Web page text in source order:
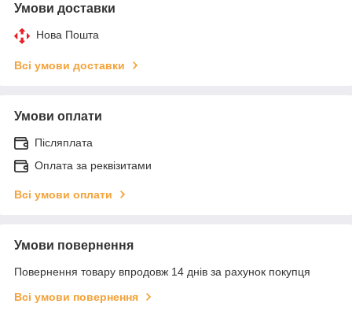
Умови доставки
Нова Пошта
Всі умови доставки
Умови оплати
Післяплата
Оплата за реквізитами
Всі умови оплати
Умови повернення
Повернення товару впродовж 14 днів за рахунок покупця
Всі умови повернення